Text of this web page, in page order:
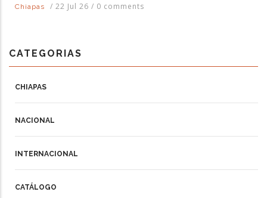
Chiapas
/ 22 Jul 26 / 0 comments
CATEGORIAS
CHIAPAS
NACIONAL
INTERNACIONAL
CATÁLOGO